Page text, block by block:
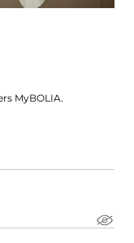
MyBOLIA.